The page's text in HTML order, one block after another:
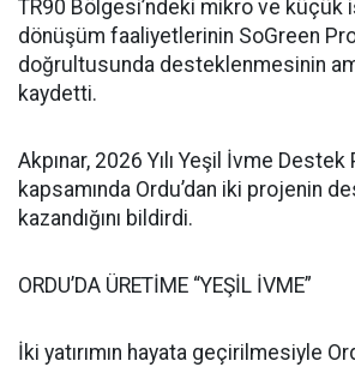
TR90 Bölgesi’ndeki mikro ve küçük
dönüşüm faaliyetlerinin SoGreen
doğrultusunda desteklenmesinin
kaydetti.
Akpınar, 2026 Yılı Yeşil İvme Destek
kapsamında Ordu’dan iki projenin
kazandığını bildirdi.
ORDU’DA ÜRETİME “YEŞİL İVME”
İki yatırımın hayata geçirilmesiyle